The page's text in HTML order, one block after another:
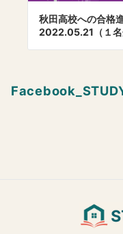
秋田高校への合格
2022.05.21（１名